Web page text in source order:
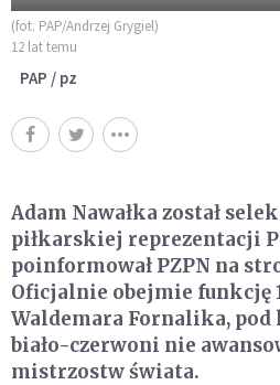
(fot. PAP/Andrzej Grygiel)
12 lat temu
PAP / pz
Adam Nawałka został
piłkarskiej reprezentacji
poinformował PZPN na
Oficjalnie obejmie funkcję
Waldemara Fornalika, pod
biało-czerwoni nie
mistrzostw świata.